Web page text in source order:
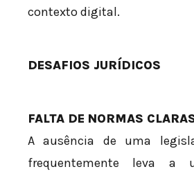
contexto digital.
DESAFIOS JURÍDICOS
FALTA DE NORMAS
A ausência de uma
frequentemente leva a